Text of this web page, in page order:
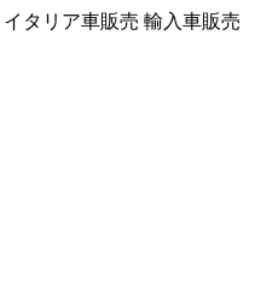
イタリア車販売 輸入車販売